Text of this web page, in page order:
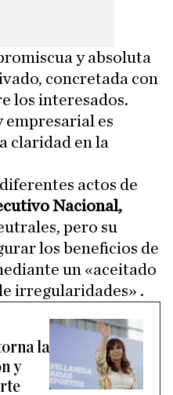
y absoluta
concretada con
los interesados.
es
claridad en la
actos de
Nacional,
pero su
los beneficios de
un «aceitado
irregularidades» .
la
y